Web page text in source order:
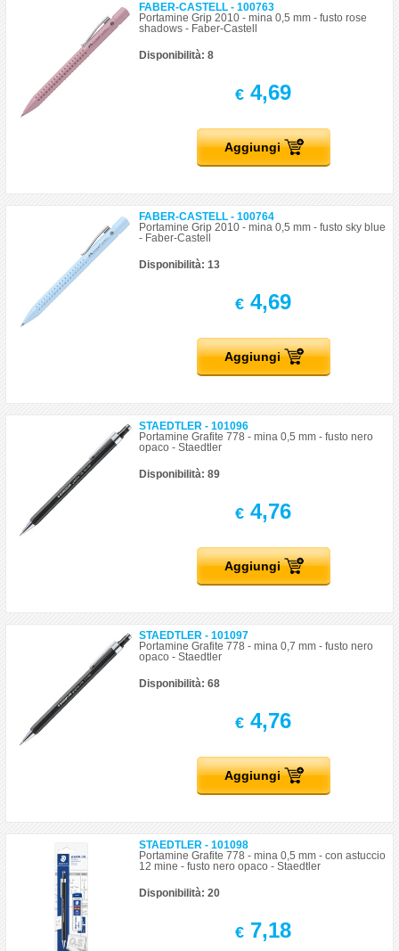
FABER-CASTELL - 100763
Portamine Grip 2010 - mina 0,5 mm - fusto rose
shadows - Faber-Castell
Disponibilità: 8
€ 4,69
Aggiungi
FABER-CASTELL - 100764
Portamine Grip 2010 - mina 0,5 mm - fusto sky blue
- Faber-Castell
Disponibilità: 13
€ 4,69
Aggiungi
STAEDTLER - 101096
Portamine Grafite 778 - mina 0,5 mm - fusto nero
opaco - Staedtler
Disponibilità: 89
€ 4,76
Aggiungi
STAEDTLER - 101097
Portamine Grafite 778 - mina 0,7 mm - fusto nero
opaco - Staedtler
Disponibilità: 68
€ 4,76
Aggiungi
STAEDTLER - 101098
Portamine Grafite 778 - mina 0,5 mm - con astuccio
12 mine - fusto nero opaco - Staedtler
Disponibilità: 20
€ 7,18